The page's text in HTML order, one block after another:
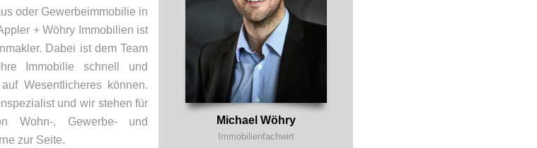
oder Gewerbeimmobilie in
+ Wöhry Immobilien ist
Dabei ist dem Team
Immobilie schnell und
Wesentlicheres können.
und wir stehen für
Wohn-, Gewerbe- und
zur Seite.
Michael Wöhry
Immobilienfachwirt